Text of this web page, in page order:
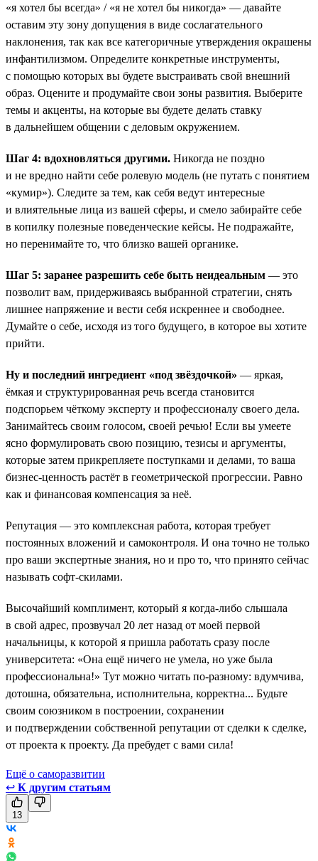
«я хотел бы всегда» / «я не хотел бы никогда» — давайте
оставим эту зону допущения в виде сослагательного
наклонения, так как все категоричные утверждения окрашены
инфантилизмом. Определите конкретные инструменты,
с помощью которых вы будете выстраивать свой внешний
образ. Оцените и продумайте свои зоны развития. Выберите
темы и акценты, на которые вы будете делать ставку
в дальнейшем общении с деловым окружением.
Шаг 4: вдохновляться другими. Никогда не поздно
и не вредно найти себе ролевую модель (не путать с понятием
«кумир»). Следите за тем, как себя ведут интересные
и влиятельные лица из вашей сферы, и смело забирайте себе
в копилку полезные поведенческие кейсы. Не подражайте,
но перенимайте то, что близко вашей органике.
Шаг 5: заранее разрешить себе быть неидеальным — это
позволит вам, придерживаясь выбранной стратегии, снять
лишнее напряжение и вести себя искреннее и свободнее.
Думайте о себе, исходя из того будущего, в которое вы хотите
прийти.
Ну и последний ингредиент «под звёздочкой» — яркая,
ёмкая и структурированная речь всегда становится
подспорьем чёткому эксперту и профессионалу своего дела.
Занимайтесь своим голосом, своей речью! Если вы умеете
ясно формулировать свою позицию, тезисы и аргументы,
которые затем прикрепляете поступками и делами, то ваша
бизнес-ценность растёт в геометрической прогрессии. Равно
как и финансовая компенсация за неё.
Репутация — это комплексная работа, которая требует
постоянных вложений и самоконтроля. И она точно не только
про ваши экспертные знания, но и про то, что принято сейчас
называть софт-скилами.
Высочайший комплимент, который я когда-либо слышала
в свой адрес, прозвучал 20 лет назад от моей первой
начальницы, к которой я пришла работать сразу после
университета: «Она ещё ничего не умела, но уже была
профессиональна!» Тут можно читать по-разному: вдумчива,
дотошна, обязательна, исполнительна, корректна... Будьте
своим союзником в построении, сохранении
и подтверждении собственной репутации от сделки к сделке,
от проекта к проекту. Да пребудет с вами сила!
Ещё о саморазвитии
↩ К другим статьям
13